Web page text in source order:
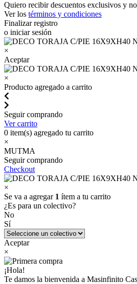
Quiero recibir descuentos exclusivos y
Ver los términos y condiciones
Finalizar registro
o iniciar sesión
×
Aceptar
×
Producto agregado a carrito
Seguir comprando
Ver carrito
0 item(s) agregado tu carrito
×
MUTMA
Seguir comprando
Checkout
×
Se va a agregar 1 ítem a tu carrito
¿Es para un colectivo?
No
Sí
Aceptar
×
¡Hola!
Te damos la bienvenida a Masinfinito